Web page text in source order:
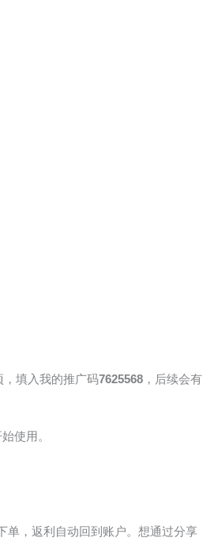
，填入我的推广码7625568 ，后续会有
使用。
单，返利自动回到账户。想通过分享